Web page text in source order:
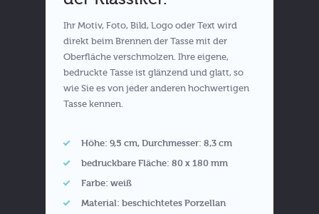
Ihr Motiv, Foto, Bild, Logo oder Text wird
direkt beim Brennen der Tasse mit der
Oberfläche verschmolzen. Ihre eigene,
bedruckte Tasse ist glänzend und glatt, so
wie Sie es von jeder anderen hochwertigen
Tasse kennen.
Höhe: 9,5 cm, Durchmesser: 8,3 cm
bedruckbare Fläche: 80 x 180 mm
Farbe: weiß
Material: beschichtetes Porzellan